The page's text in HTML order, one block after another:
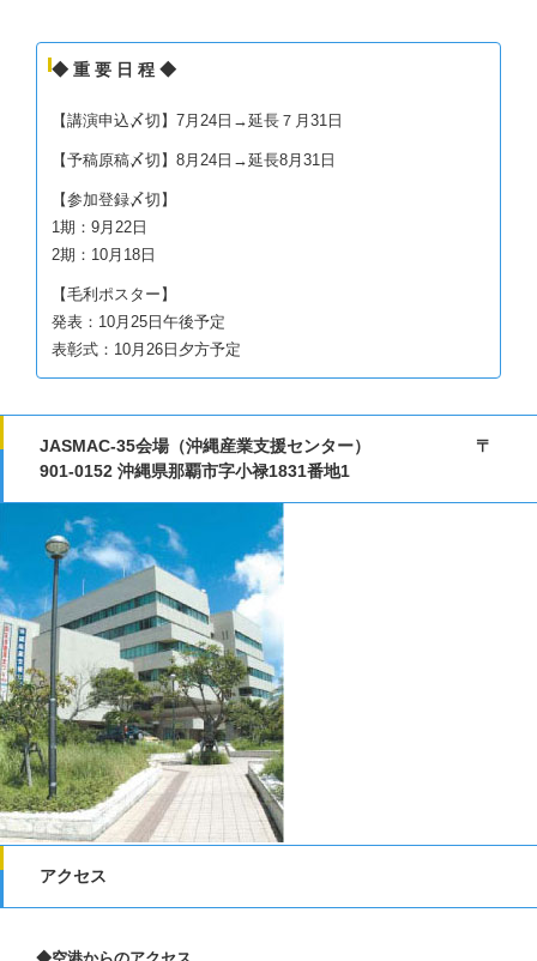
◆ 重 要 日 程 ◆
【講演申込〆切】7月24日→延長７月31日
【予稿原稿〆切】8月24日→延長8月31日
【参加登録〆切】
1期：9月22日
2期：10月18日
【毛利ポスター】
発表：10月25日午後予定
表彰式：10月26日夕方予定
JASMAC-35会場（沖縄産業支援センター） 〒
901-0152 沖縄県那覇市字小禄1831番地1
アクセス
◆空港からのアクセス